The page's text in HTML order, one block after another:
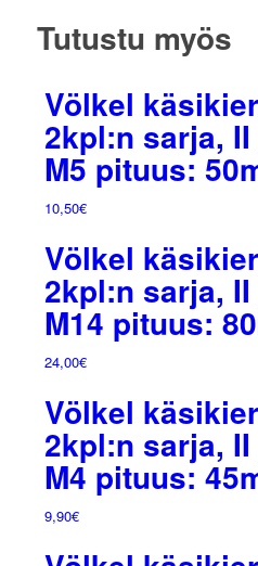
Tutustu myös
Völkel
2kpl:n sarja,
M5 pituus:
10,50€
Völkel
2kpl:n sarja,
M14 pituus:
24,00€
Völkel
2kpl:n sarja,
M4 pituus:
9,90€